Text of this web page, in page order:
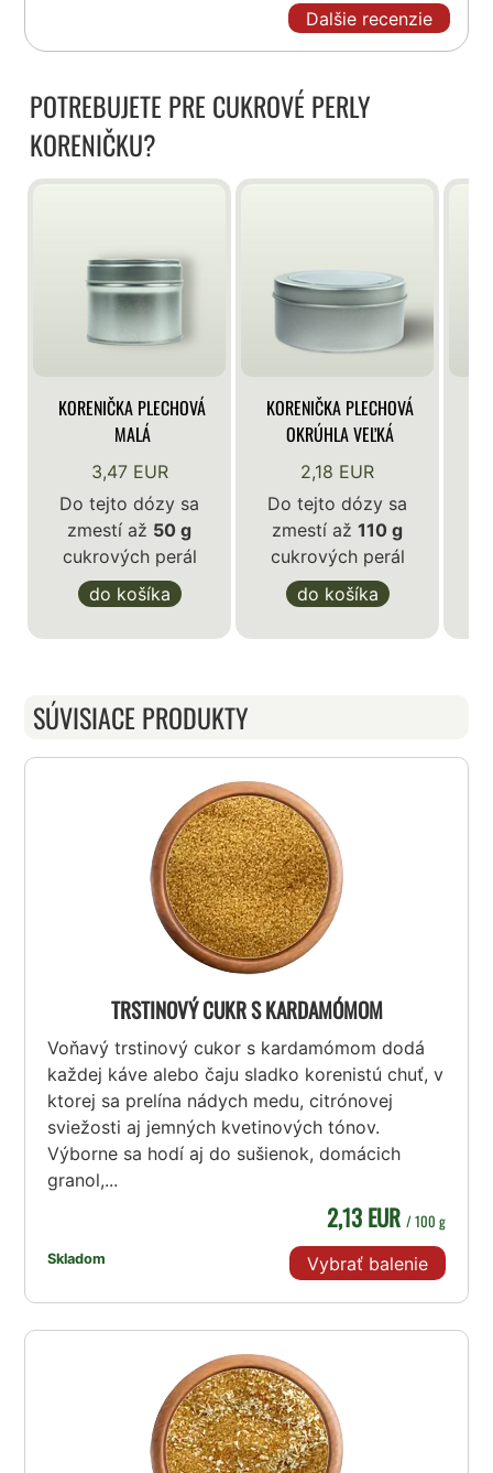
Dalšie recenzie
POTREBUJETE PRE CUKROVÉ PERLY
KORENIČKU?
KORENIČKA PLECHOVÁ
MALÁ
3,47 EUR
Do tejto dózy sa
zmestí až 50 g
cukrových perál
do košíka
KORENIČKA PLECHOVÁ
OKRÚHLA VEĽKÁ
2,18 EUR
Do tejto dózy sa
zmestí až110 g
cukrových perál
do košíka
SÚVISIACE PRODUKTY
TRSTINOVÝ CUKR S KARDAMÓMOM
Voňavý trstinový cukor s kardamómom dodá
každej káve alebo čaju sladko korenistú chuť, v
ktorej sa prelína nádych medu, citrónovej
sviežosti aj jemných kvetinových tónov.
Výborne sa hodí aj do sušienok, domácich
granol,...
Skladom
2,13 EUR / 100 g
Vybrať balenie